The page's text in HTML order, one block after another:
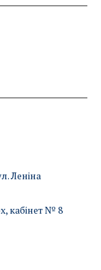
Леніна
кабінет № 8